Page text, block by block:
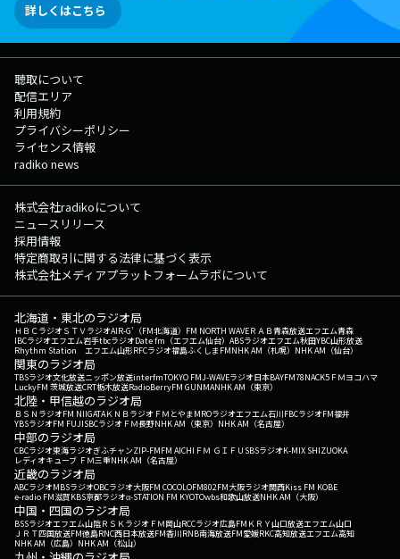
詳しくはこちら
聴取について
配信エリア
利用規約
プライバシーポリシー
ライセンス情報
radiko news
株式会社radikoについて
ニュースリリース
採用情報
特定商取引に関する法律に基づく表示
株式会社メディアプラットフォームラボについて
北海道・東北のラジオ局
ＨＢＣラジオＳＴＶラジオAIR-G'（FM北海道） FM NORTH WAVEＲＡＢ青森放送エフエム青森
IBCラジオエフエム岩手tbcラジオDate fm（エフエム仙台） ABSラジオエフエム秋田YBC山形放送
Rhythm Station エフエム山形RFCラジオ福島ふくしまFMNHK AM（札幌） NHK AM（仙台）
関東のラジオ局
TBSラジオ文化放送ニッポン放送interfmTOKYO FMJ-WAVEラジオ日本BAYFM78NACK5 ＦＭヨコハマ
LuckyFM 茨城放送CRT栃木放送RadioBerryFM GUNMANHK AM（東京）
北陸・甲信越のラジオ局
ＢＳＮラジオFM NIIGATAＫＮＢラジオ ＦＭとやまMROラジオエフエム石川FBCラジオFM福井
YBSラジオFM FUJISBCラジオ ＦＭ長野NHK AM（東京） NHK AM（名古屋）
中部のラジオ局
CBCラジオ東海ラジオぎふチャンZIP-FMFM AICHI ＦＭ ＧＩＦＵ SBSラジオK-MIX SHIZUOKA
レディオキューブ ＦＭ三重NHK AM（名古屋）
近畿のラジオ局
ABCラジオMBSラジオOBCラジオ大阪FM COCOLOFM802FM大阪ラジオ関西Kiss FM KOBE
e-radio FM滋賀KBS京都ラジオα-STATION FM KYOTOwbs和歌山放送NHK AM（大阪）
中国・四国のラジオ局
BSSラジオエフエム山陰ＲＳＫラジオ ＦＭ岡山RCCラジオ広島FM ＫＲＹ山口放送エフエム山口
ＪＲＴ四国放送FM徳島RNC西日本放送FM香川RNB南海放送FM愛媛RKC高知放送エフエム高知
NHK AM（広島） NHK AM（松山）